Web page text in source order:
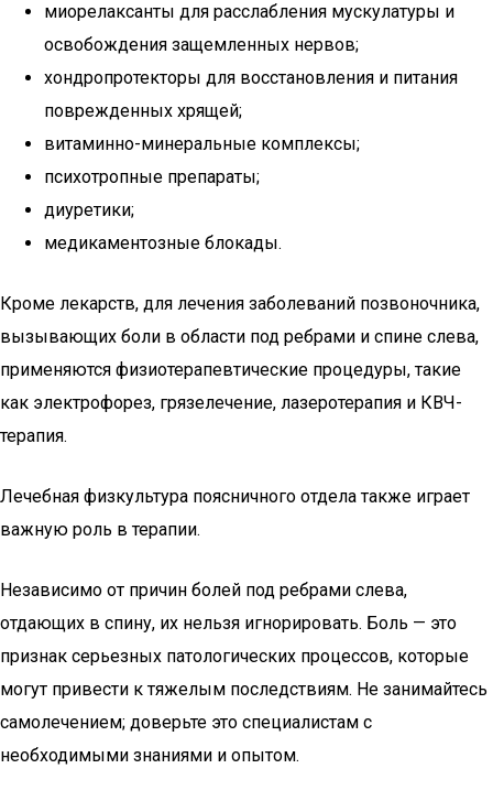
миорелаксанты для расслабления мускулатуры и
освобождения защемленных нервов;
хондропротекторы для восстановления и питания
поврежденных хрящей;
витаминно-минеральные комплексы;
психотропные препараты;
диуретики;
медикаментозные блокады.
Кроме лекарств, для лечения заболеваний позвоночника,
вызывающих боли в области под ребрами и спине слева,
применяются физиотерапевтические процедуры, такие
как электрофорез, грязелечение, лазеротерапия и КВЧ-
терапия.
Лечебная физкультура поясничного отдела также играет
важную роль в терапии.
Независимо от причин болей под ребрами слева,
отдающих в спину, их нельзя игнорировать. Боль — это
признак серьезных патологических процессов, которые
могут привести к тяжелым последствиям. Не занимайтесь
самолечением; доверьте это специалистам с
необходимыми знаниями и опытом.